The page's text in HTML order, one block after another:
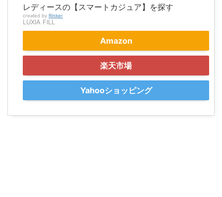
レディースの【スマートカジュア】を探す
created by Rinker
LUXIA FILL
Amazon
楽天市場
Yahooショッピング